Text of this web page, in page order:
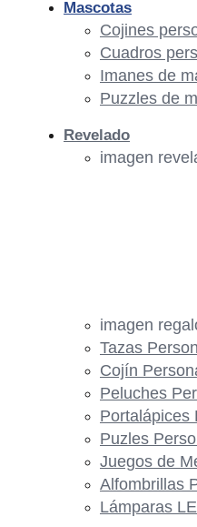
imagen
Tazas
Cojín
Peluches
Portalápices
Puzles
Juegos de
Alfombrillas
Lámparas
Mascotas
Cojines
Cuadros
Imanes de
Puzzles de
Revelado
imagen